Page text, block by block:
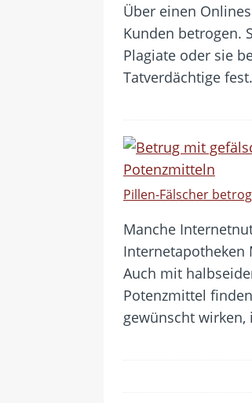
Über einen
Kunden betrogen.
Plagiate oder sie
Tatverdächtige
Pillen-Fälscher
Manche
Internetapotheken
Auch mit
Potenzmittel
gewünscht